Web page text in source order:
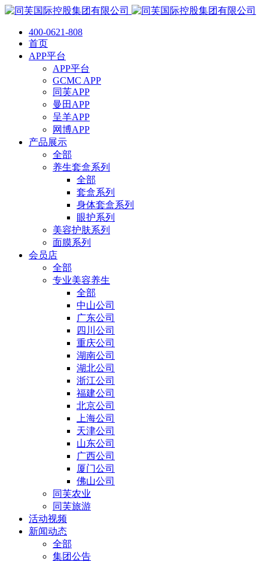
400-0621-808
首页
APP平台
APP平台
GCMC APP
同芙APP
曼田APP
呈羊APP
网博APP
产品展示
全部
养生套盒系列
全部
套盒系列
身体套盒系列
眼护系列
美容护肤系列
面膜系列
会员店
全部
专业美容养生
全部
中山公司
广东公司
四川公司
重庆公司
湖南公司
湖北公司
浙江公司
福建公司
北京公司
上海公司
天津公司
山东公司
广西公司
厦门公司
佛山公司
同芙农业
同芙旅游
活动视频
新闻动态
全部
集团公告